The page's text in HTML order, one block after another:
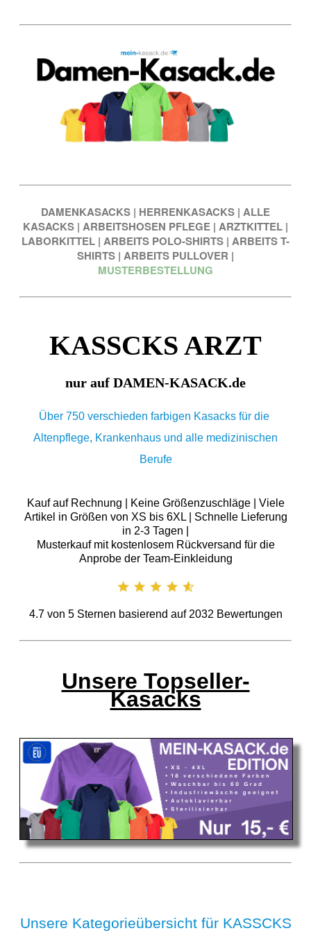
DAMENKASACKS | HERRENKASACKS | ALLE
KASACKS | ARBEITSHOSEN PFLEGE | ARZTKITTEL |
LABORKITTEL | ARBEITS POLO-SHIRTS | ARBEITS T-
SHIRTS | ARBEITS PULLOVER |
MUSTERBESTELLUNG
KASSCKS ARZT
nur auf DAMEN-KASACK.de
Über 750 verschieden farbigen Kasacks für die
Altenpflege, Krankenhaus und alle medizinischen
Berufe
Kauf auf Rechnung | Keine Größenzuschläge | Viele
Artikel in Größen von XS bis 6XL | Schnelle Lieferung
in 2-3 Tagen |
Musterkauf mit kostenlosem Rückversand für die
Anprobe der Team-Einkleidung
4.7von 5Sternen basierend auf 2032 Bewertungen
Unsere Topseller-
Kasacks
Unsere Kategorieübersicht für KASSCKS